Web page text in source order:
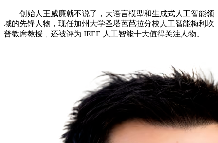
创始人王威廉就不说了，大语言模型和生成式人工智能领
域的先锋人物，现任加州大学圣塔芭芭拉分校人工智能梅利坎
普教席教授，还被评为 IEEE 人工智能十大值得关注人物。